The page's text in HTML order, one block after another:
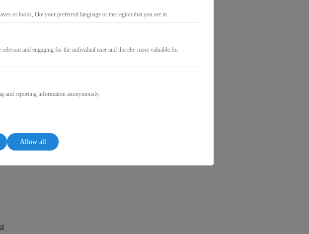
or looks, like your preferred language or the region that you are in.
and engaging for the individual user and thereby more valuable for
and reporting information anonymously.
Allow all